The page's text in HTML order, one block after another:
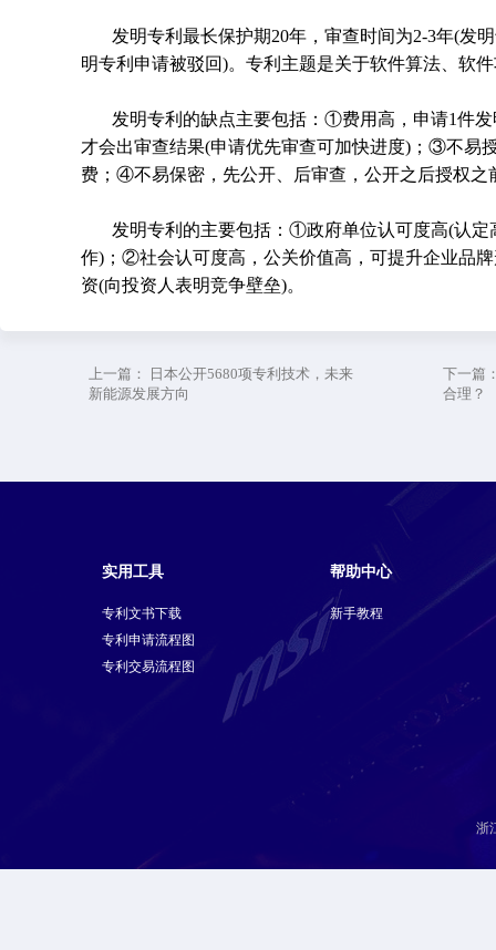
发明专利最长保护期20年，审查时间为2-3年(发
明专利申请被驳回)。专利主题是关于软件算法、软
发明专利的缺点主要包括：①费用高，申请1件
才会出审查结果(申请优先审查可加快进度)；③不易
费；④不易保密，先公开、后审查，公开之后授权之
发明专利的主要包括：①政府单位认可度高(认
作)；②社会认可度高，公关价值高，可提升企业品
资(向投资人表明竞争壁垒)。
上一篇：
日本公开5680项专利技术，未来
新能源发展方向
下一篇
合理？
实用工具
专利文书下载
专利申请流程图
专利交易流程图
帮助中心
新手教程
浙